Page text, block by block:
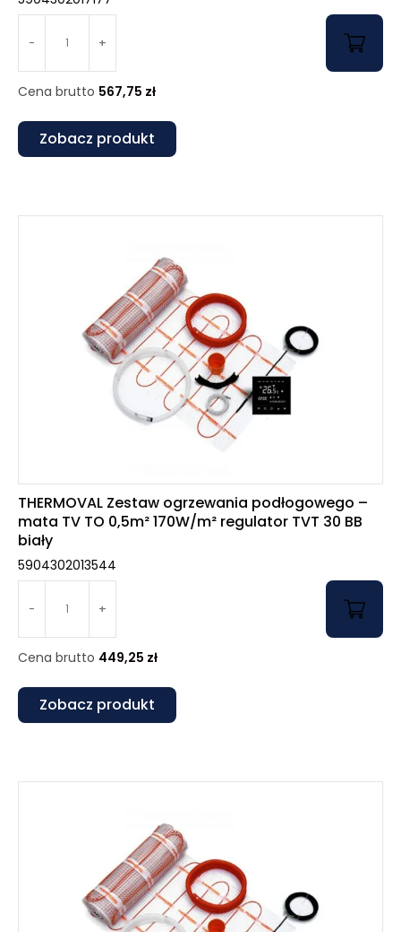
- +
Cena brutto 567,75 zł
Zobacz produkt
THERMOVAL Zestaw ogrzewania podłogowego –
mata TV TO 0,5m² 170W/m² regulator TVT 30 BB
biały
5904302013544
- +
Cena brutto 449,25 zł
Zobacz produkt